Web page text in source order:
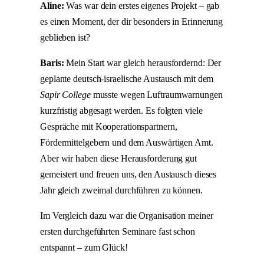
Aline: Was war dein erstes eigenes Projekt – gab
es einen Moment, der dir besonders in Erinnerung
geblieben ist?
Baris: Mein Start war gleich herausfordernd: Der
geplante deutsch-israelische Austausch mit dem
Sapir Collegemusste wegen Luftraumwarnungen
kurzfristig abgesagt werden. Es folgten viele
Gespräche mit Kooperationspartnern,
Fördermittelgebern und dem Auswärtigen Amt.
Aber wir haben diese Herausforderung gut
gemeistert und freuen uns, den Austausch dieses
Jahr gleich zweimal durchführen zu können.
Im Vergleich dazu war die Organisation meiner
ersten durchgeführten Seminare fast schon
entspannt – zum Glück!